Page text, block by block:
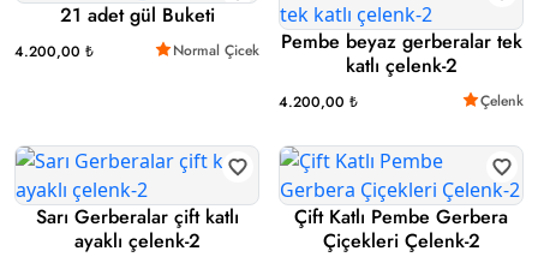
21 adet gül Buketi
4.200,00 ₺ Normal Çicek
Pembe beyaz gerberalar tek
katlı çelenk-2
4.200,00 ₺ Çelenk
Sarı Gerberalar çift katlı
ayaklı çelenk-2
Çift Katlı Pembe Gerbera
Çiçekleri Çelenk-2